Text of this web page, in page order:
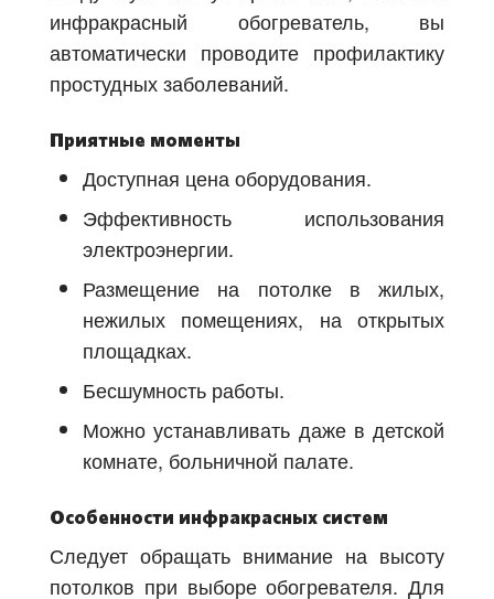
инфракрасный обогреватель, вы
автоматически проводите профилактику
простудных заболеваний.
Приятные моменты
Доступная цена оборудования.
Эффективность использования
электроэнергии.
Размещение на потолке в жилых,
нежилых помещениях, на открытых
площадках.
Бесшумность работы.
Можно устанавливать даже в детской
комнате, больничной палате.
Особенности инфракрасных систем
Следует обращать внимание на высоту
потолков при выборе обогревателя. Для